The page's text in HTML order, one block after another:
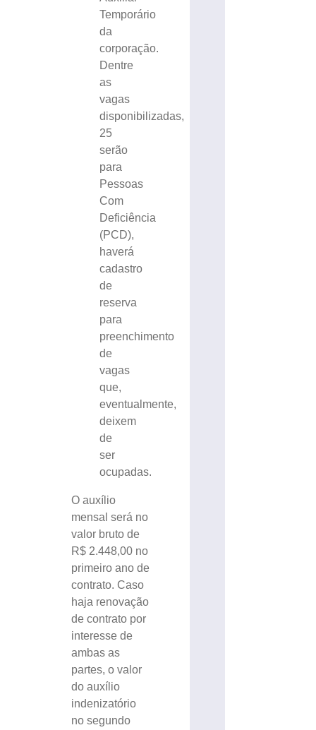
O auxílio
mensal será no
valor bruto de
R$ 2.448,00 no
primeiro ano de
contrato. Caso
haja renovação
de contrato por
interesse de
ambas as
partes, o valor
do auxílio
indenizatório
no segundo